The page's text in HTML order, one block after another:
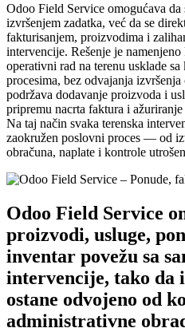
Odoo Field Service omogućava da
izvršenjem zadatka, već da se
fakturisanjem, proizvodima i
intervencije. Rešenje je
operativni rad na terenu usklade
procesima, bez odvajanja
podržava dodavanje proizvoda i
pripremu nacrta faktura i
Na taj način svaka terenska
zaokružen poslovni proces — od
obračuna, naplate i kontrole
Odoo Field Service
proizvodi, usluge,
inventar povežu sa
intervencije, tako da
ostane odvojeno od
administrativne